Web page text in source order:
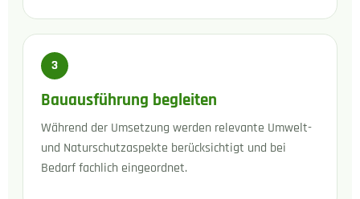
3
Bauausführung begleiten
Während der Umsetzung werden relevante Umwelt-
und Naturschutzaspekte berücksichtigt und bei
Bedarf fachlich eingeordnet.